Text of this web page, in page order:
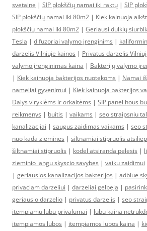
svetaine | SIP plokščių namai iki raktų | SIP
SIP plokščių namai iki 80m2 | Kiek kainuoja
plokščių namai iki 80m2 | Geriausi dulkių
Tesla | difuzoriai valymo įrenginims |
darzelis Vilniuje kainos | Privatus darzelis
valymo įrenginimas kaina | Bakterijų valymo
| Kiek kainuoja bakterijos nuotekoms | Namai
nameliai gyvenimui | Kiek kainuoja bakterijos
Dalys viryklėms ir orkaitėms | SIP panel hous
reikmenys | buitis | vaikams | seo straipsniu
kanalizacijai | saugus zaidimas vaikams | seo
nuo kada ziemines | siltnamiai stipruolis
šiltnamiai stipruolis | kodel atsiranda pelesis |
zieminio langu skyscio savybes | vaiku zaidimui
| geriausios kanalizacijos bakterijos | adblue
privaciam darzeliui | darzeliai gelbeja |
geriausio darzelio | privatus darzelis | seo
itempiamu lubu privalumai | lubu kaina
itempiamos lubos | itempiamos lubos kaina |